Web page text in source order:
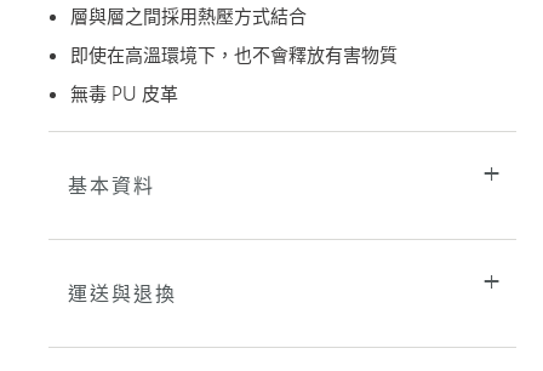
層與層之間採用熱壓方式結合
即使在高溫環境下，也不會釋放有害物質
無毒 PU 皮革
基本資料
運送與退換